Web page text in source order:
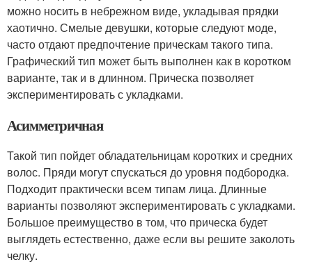
можно носить в небрежном виде, укладывая прядки
хаотично. Смелые девушки, которые следуют моде,
часто отдают предпочтение прическам такого типа.
Графический тип может быть выполнен как в коротком
варианте, так и в длинном. Прическа позволяет
экспериментировать с укладками.
Асимметричная
Такой тип пойдет обладательницам коротких и средних
волос. Пряди могут спускаться до уровня подбородка.
Подходит практически всем типам лица. Длинные
варианты позволяют экспериментировать с укладками.
Большое преимущество в том, что прическа будет
выглядеть естественно, даже если вы решите заколоть
челку.